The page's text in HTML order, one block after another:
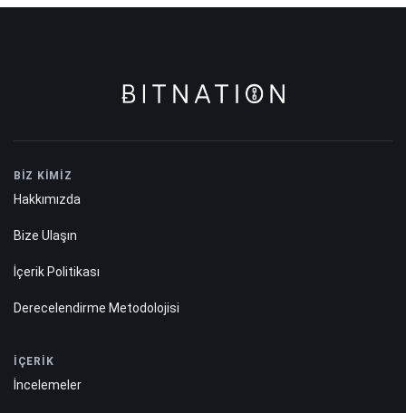
BİZ KİMİZ
Hakkımızda
Bize Ulaşın
İçerik Politikası
Derecelendirme Metodolojisi
İÇERİK
İncelemeler